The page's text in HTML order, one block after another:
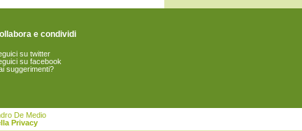
e condividi
su twitter
su facebook
suggerimenti?
De Medio
Privacy